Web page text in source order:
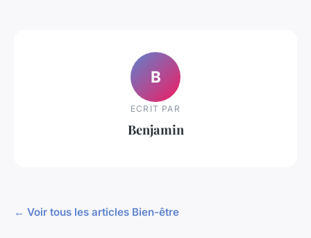
B
ECRIT PAR
Benjamin
← Voir tous les articles Bien-être